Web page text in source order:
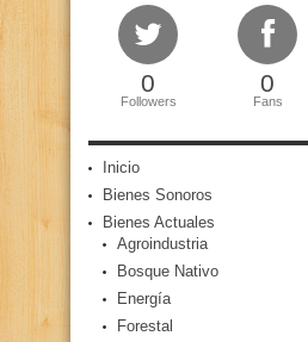
0
Followers
0
Fans
Inicio
Bienes Sonoros
Bienes Actuales
Agroindustria
Bosque Nativo
Energía
Forestal